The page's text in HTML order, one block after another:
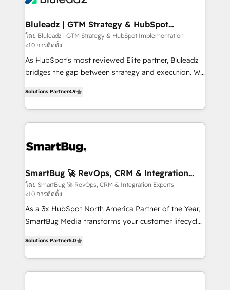
create long-term value and a consistently strong
make HubSpot the operational hub, integrated with
SAP, Microsoft Dynamics, custom ERPs, and any
enterprise platform. Proprietary apps extend
HubSpot beyond standard configurations. -AI-
FIRST- AI across customer-facing operations to
unlock efficiency at scale. From predictive
intelligence to conversational AI, we turn data into
action and automation into competitive advantage.
accreditations
Bluleadz | GTM Strategy & HubSpot
Implementation
โดย Bluleadz | GTM Strategy & HubSpot Implementation
<10 การติดตั้ง
As HubSpot's most reviewed Elite partner, Bluleadz
bridges the gap between strategy and execution. We
Operating System (GTM OS) to align your leadership
and engineer a portal that drives predictable
revenue velocity. 🚀 GTM Strategy & Alignment
stalling growth. Fix your ICP, Math, and Story to stop
Scalable Architecture: Zero-technical-debt setup
across all Hubs, validated by our 7 HubSpot
Accreditations. AI-Powered RevOps: Breeze AI,
custom AI agents, and high-integrity migrations for
total reporting clarity. Security & Compliance: SOC 2
security. 🏆 Why Bluleadz? GTM OS Partner | 16+
Years Experience | 1,000+ Five-Star Reviews
Solutions Partner4.9
SmartBug 🚀 RevOps, CRM & Integration
Experts
โดย SmartBug 🚀 RevOps, CRM & Integration Experts
<10 การติดตั้ง
As a 3x HubSpot North America Partner of the Year,
SmartBug Media transforms your customer lifecycle
includes specialized divisions Globalia (AI &
Software) and Point Success Media (Paid Media),
making this the official home for all three brands. 🔄
Solutions Partner5.0